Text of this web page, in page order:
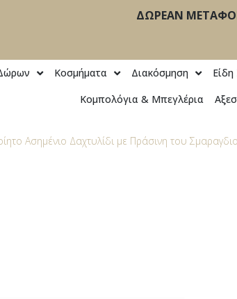
ΔΩΡΕΑΝ
Κοσμήματα Διακόσμηση Είδη
Κομπολόγια & Μπεγλέρια
Ασημένιο Δαχτυλίδι με Πράσινη του